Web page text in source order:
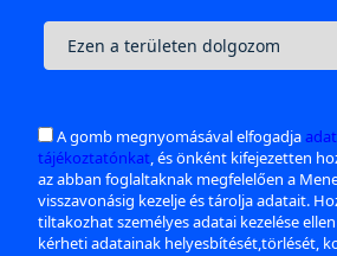
A gomb megnyomásával elfogadja
tájékoztatónkat, és önként kifejezetten
az abban foglaltaknak megfelelően a
visszavonásig kezelje és tárolja adatait.
tiltakozhat személyes adatai kezelése
kérheti adatainak helyesbítését,törlését,